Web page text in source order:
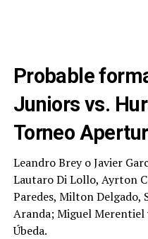
Probable
Juniors vs.
Torneo
Leandro Brey o Javier
Lautaro Di Lollo, Ayrton
Paredes, Milton Delgado,
Aranda; Miguel Merentiel
Úbeda.